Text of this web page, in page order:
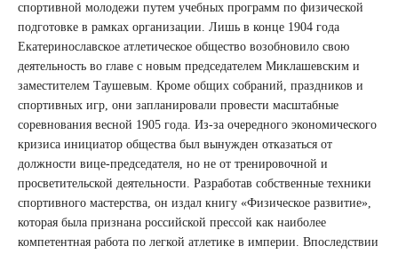
спортивной молодежи путем учебных программ по физической
подготовке в рамках организации. Лишь в конце 1904 года
Екатеринославское атлетическое общество возобновило свою
деятельность во главе с новым председателем Миклашевским и
заместителем Таушевым. Кроме общих собраний, праздников и
спортивных игр, они запланировали провести масштабные
соревнования весной 1905 года. Из-за очередного экономического
кризиса инициатор общества был вынужден отказаться от
должности вице-председателя, но не от тренировочной и
просветительской деятельности. Разработав собственные техники
спортивного мастерства, он издал книгу «Физическое развитие»,
которая была признана российской прессой как наиболее
компетентная работа по легкой атлетике в империи. Впоследствии